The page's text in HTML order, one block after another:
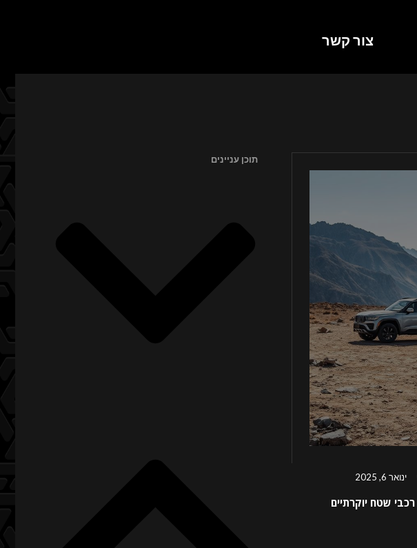
צור קשר
ינואר 6, 2025
רכבי שטח יוקרתיים
תוכן עניינים